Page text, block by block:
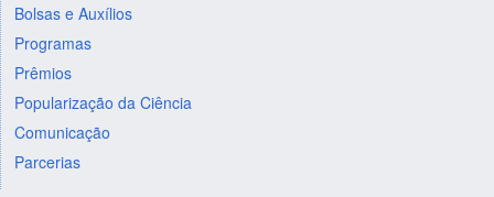
Bolsas e Auxílios
Programas
Prêmios
Popularização da Ciência
Comunicação
Parcerias